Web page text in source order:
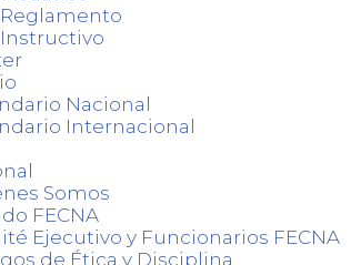
Reglamento
Instructivo
Nacional
Internacional
Somos
FECNA
Ejecutivo y Funcionarios FECNA
de Ética y Disciplina